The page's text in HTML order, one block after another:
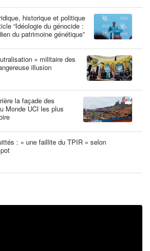
historique et politique
“Idéologie du génocide :
du patrimoine génétique”
» militaire des
illusion
la façade des
Monde UCI les plus
: « une faillite du TPIR » selon